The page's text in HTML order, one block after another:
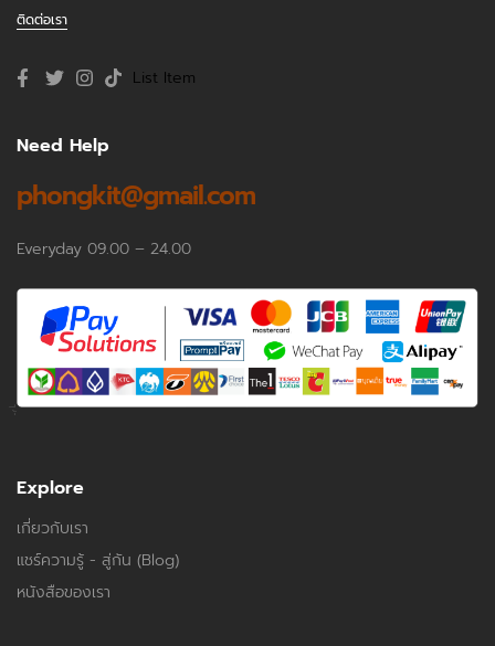
ติดต่อเรา
List Item
Need Help
phongkit@gmail.com
Everyday 09.00 – 24.00
Explore
เกี่ยวกับเรา
แชร์ความรู้ - สู่กัน (Blog)
หนังสือของเรา